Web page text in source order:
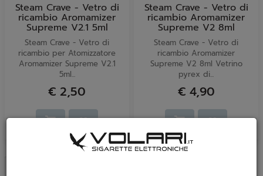
Steam Crave - Vetro di
ricambio Aromamizer
Supreme V2.1 5ml
Steam Crave - Vetro di
ricambio per Atomizzatore
Aromamizer Supreme V2.1
5ml...
€ 2,50
Steam Crave - Vetro di
ricambio Aromamizer
Supreme V2 8ml
Steam Crave - Vetro di
ricambio Aromamizer
Supreme V2 8ml Vetrino
pyrex di...
€ 4,90